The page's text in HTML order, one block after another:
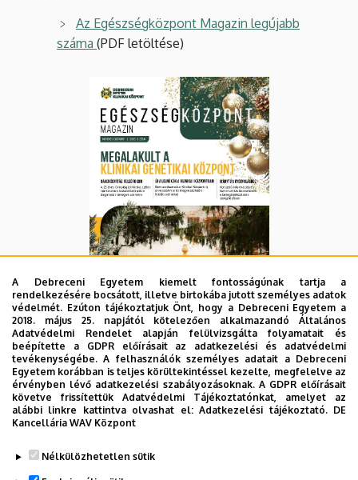
A Debreceni Egyetem kiemelt fontosságúnak tartja a
rendelkezésére bocsátott, illetve birtokába jutott személyes adatok
védelmét. Ezúton tájékoztatjuk Önt, hogy a Debreceni Egyetem a
2018. május 25. napjától kötelezően alkalmazandó Általános
Adatvédelmi Rendelet alapján felülvizsgálta folyamatait és
beépítette a GDPR előírásait az adatkezelési és adatvédelmi
tevékenységébe. A felhasználók személyes adatait a Debreceni
Egyetem korábban is teljes körültekintéssel kezelte, megfelelve az
érvényben lévő adatkezelési szabályozásoknak. A GDPR előírásait
követve frissítettük Adatvédelmi Tájékoztatónkat, amelyet az
alábbi linkre kattintva olvashat el:Adatkezelési tájékoztató. DE
Kancellária WAV Központ
Nélkülözhetetlen sütik
Az Egészségközpont Magazin legújabb
száma (PDF letöltése)
Facebook oldal
Archívum
Legutóbb frissítve: 2025. 12. 15. 11:16